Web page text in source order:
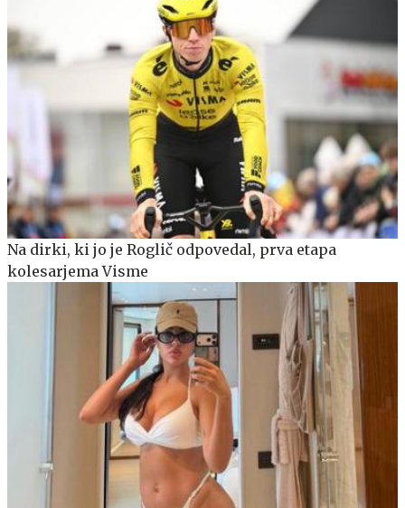
Na dirki, ki jo je Roglič odpovedal, prva etapa
kolesarjema Visme